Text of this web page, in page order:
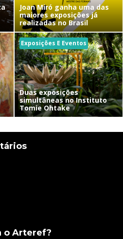
Joan Miró ganha uma das
maiores exposições já
realizadas no Brasil
Exposições E Eventos
Duas exposições
simultâneas no Instituto
Tomie Ohtake
o Arteref?